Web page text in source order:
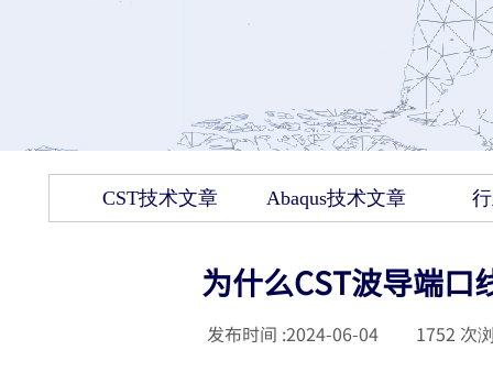
CST技术文章 Abaqus技术文章
为什么CST波导端口
发布时间 :2024-06-04 1752 次